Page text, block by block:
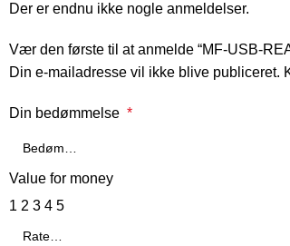
Der er endnu ikke nogle anmeldelser.
Vær den første til at anmelde “MF-USB-
Din e-mailadresse vil ikke blive publiceret.
Din bedømmelse *
Value for money
1 2 3 4 5